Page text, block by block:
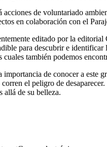
de voluntariado
en colaboración con el
editado por la editorial
para descubrir e identificar
también podemos
de conocer a este
el peligro de
allá de su belleza.